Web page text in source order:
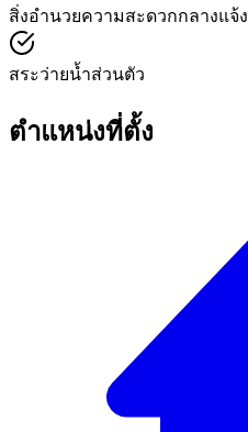
สิ่งอำนวยความสะดวกกลางแจ้ง
สระว่ายน้ำส่วนตัว
ตำแหน่งที่ตั้ง